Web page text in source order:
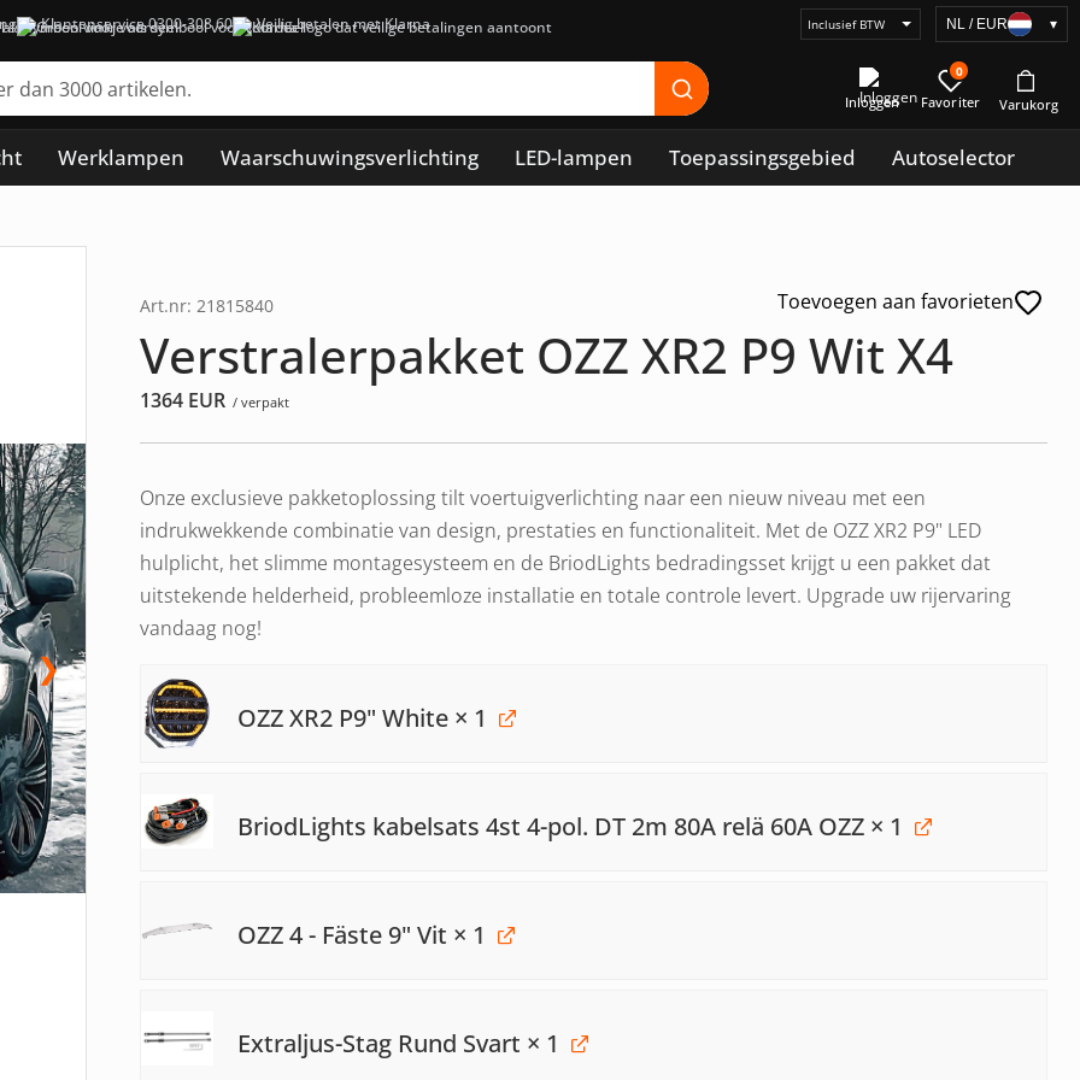
Klantenservice 0300-308 60 Veilig betalen met Klarna
Selecteer
prijsweergave
NL / EUR ▾
Inloggen
0
Werklampen Waarschuwingsverlichting LED-lampen Toepassingsgebied Autoselector
❯
Toevoegen aan favorieten
Art.nr: 21815840
Verstralerpakket OZZ XR2 P9 Wit X4
1364 EUR / verpakt
Onze exclusieve pakketoplossing tilt voertuigverlichting naar een nieuw niveau met een
indrukwekkende combinatie van design, prestaties en functionaliteit. Met de OZZ XR2 P9" LED
hulplicht, het slimme montagesysteem en de BriodLights bedradingsset krijgt u een pakket dat
uitstekende helderheid, probleemloze installatie en totale controle levert. Upgrade uw rijervaring
vandaag nog!
OZZ XR2 P9" White × 1
BriodLights kabelsats 4st 4-pol. DT 2m 80A relä 60A OZZ × 1
OZZ 4 - Fäste 9" Vit × 1
Extraljus-Stag Rund Svart × 1